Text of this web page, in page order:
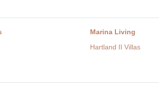
Marina Living
Hartland II Villas